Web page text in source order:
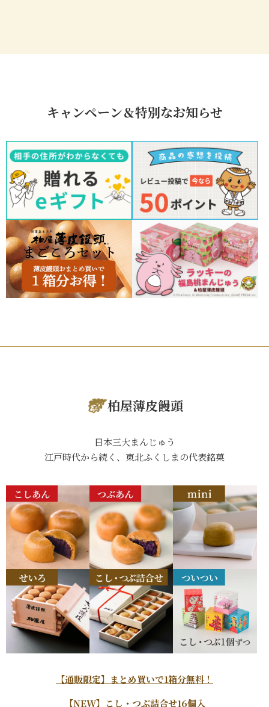
キャンペーン＆特別なお知らせ
柏屋薄皮饅頭
日本三大まんじゅう
江戸時代から続く、東北ふくしまの代表銘菓
【通販限定】まとめ買いで1箱分無料！
【NEW】こし・つぶ詰合せ16個入